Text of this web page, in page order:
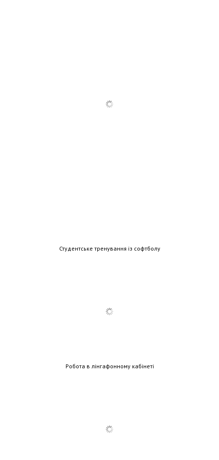
Студентське тренування із софтболу
Робота в лінгафонному кабінеті